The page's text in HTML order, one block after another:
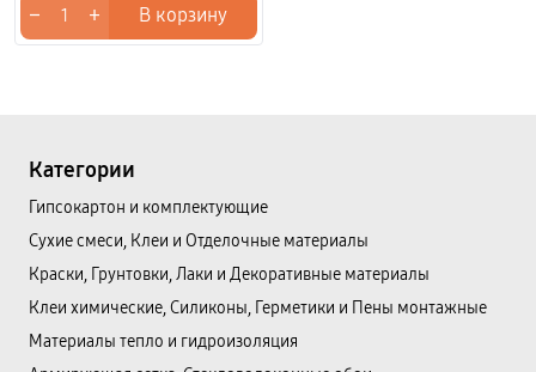
− + В корзину
Категории
Гипсокартон и комплектующие
Сухие смеси, Клеи и Отделочные материалы
Краски, Грунтовки, Лаки и Декоративные материалы
Клеи химические, Силиконы, Герметики и Пены монтажные
Материалы тепло и гидроизоляция